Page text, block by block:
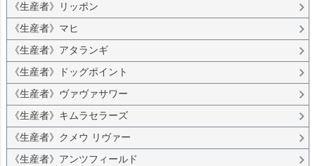
《生産者》リッポン
《生産者》マヒ
《生産者》アタランギ
《生産者》ドッグポイント
《生産者》ヴァヴァサワー
《生産者》キムラセラーズ
《生産者》クメウ リヴァー
《生産者》アンツフィールド